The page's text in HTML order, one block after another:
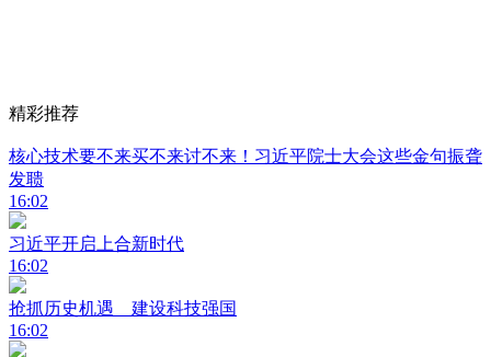
精彩推荐
核心技术要不来买不来讨不来！习近平院士大会这些金句振聋
发聩
16:02
习近平开启上合新时代
16:02
抢抓历史机遇 建设科技强国
16:02